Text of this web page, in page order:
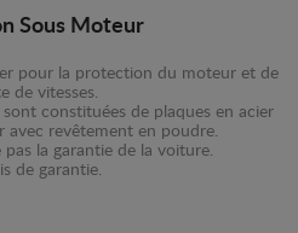
Sous Moteur
pour la protection du moteur et de
de vitesses.
constituées de plaques en acier
avec revêtement en poudre.
la garantie de la voiture.
de garantie.